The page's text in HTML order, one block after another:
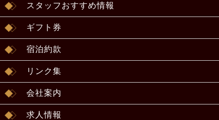
スタッフおすすめ情報
ギフト券
宿泊約款
リンク集
会社案内
求人情報